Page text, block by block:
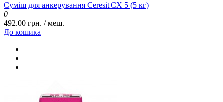
Суміш для анкерування Ceresit CX 5 (5 кг)
0
492.00 грн. / меш.
До кошика